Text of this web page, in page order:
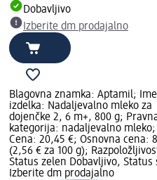
Dobavljivo
Izberite dm prodajalno
Blagovna znamka: Aptamil; Ime
izdelka: Nadaljevalno mleko za
dojenčke 2, 6 m+, 800 g;
kategorija: nadaljevalno mleko;
Cena: 20,45 €; Osnovna cena:
(2,56 € za 100 g);
Status zelen Dobavljivo, Status
Izberite dm prodajalno